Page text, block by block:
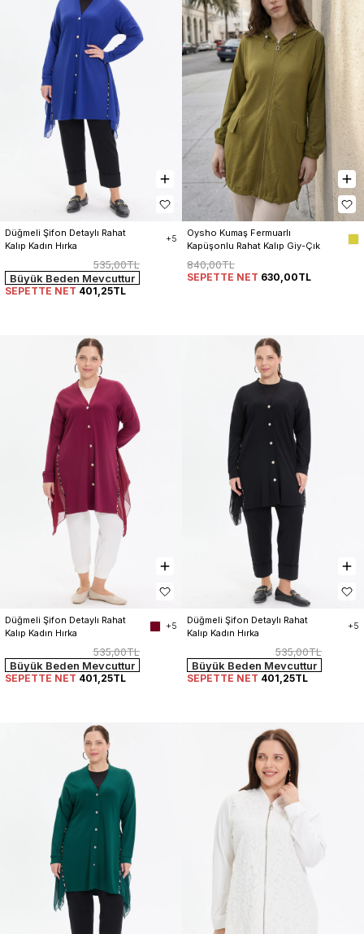
Düğmeli Şifon Detaylı Rahat
Kalıp Kadın Hırka
+5
535,00TL
Büyük Beden Mevcuttur
SEPETTE NET 401,25TL
Oysho Kumaş Fermuarlı
Kapüşonlu Rahat Kalıp Giy-Çık
Kap Hırka Kadın
840,00TL
SEPETTE NET 630,00TL
Düğmeli Şifon Detaylı Rahat
Kalıp Kadın Hırka
+5
535,00TL
Büyük Beden Mevcuttur
SEPETTE NET 401,25TL
Düğmeli Şifon Detaylı Rahat
Kalıp Kadın Hırka
+5
535,00TL
Büyük Beden Mevcuttur
SEPETTE NET 401,25TL